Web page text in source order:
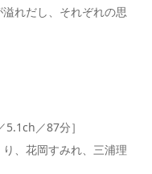
れだし、それぞれの思
5.1ch／87分］
、花岡すみれ、三浦理